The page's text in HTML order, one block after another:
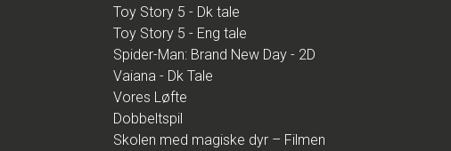
Toy Story 5 - Dk tale
Toy Story 5 - Eng tale
Spider-Man: Brand New Day - 2D
Vaiana - Dk Tale
Vores Løfte
Dobbeltspil
Skolen med magiske dyr – Filmen